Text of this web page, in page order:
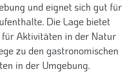
und eignet sich gut für
Die Lage bietet
für Aktivitäten in der Natur
zu den gastronomischen
in der Umgebung.